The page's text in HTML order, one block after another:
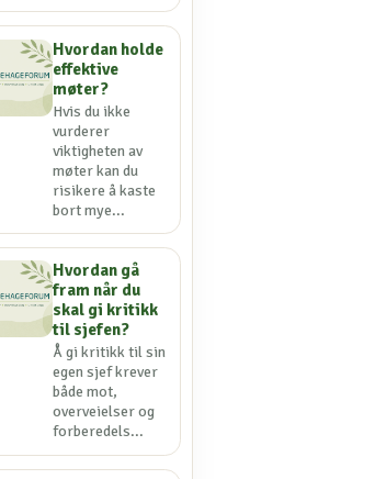
Hvordan holde
effektive
møter?
Hvis du ikke
vurderer
viktigheten av
møter kan du
risikere å kaste
bort mye...
Hvordan gå
fram når du
skal gi kritikk
til sjefen?
Å gi kritikk til sin
egen sjef krever
både mot,
overveielser og
forberedels...